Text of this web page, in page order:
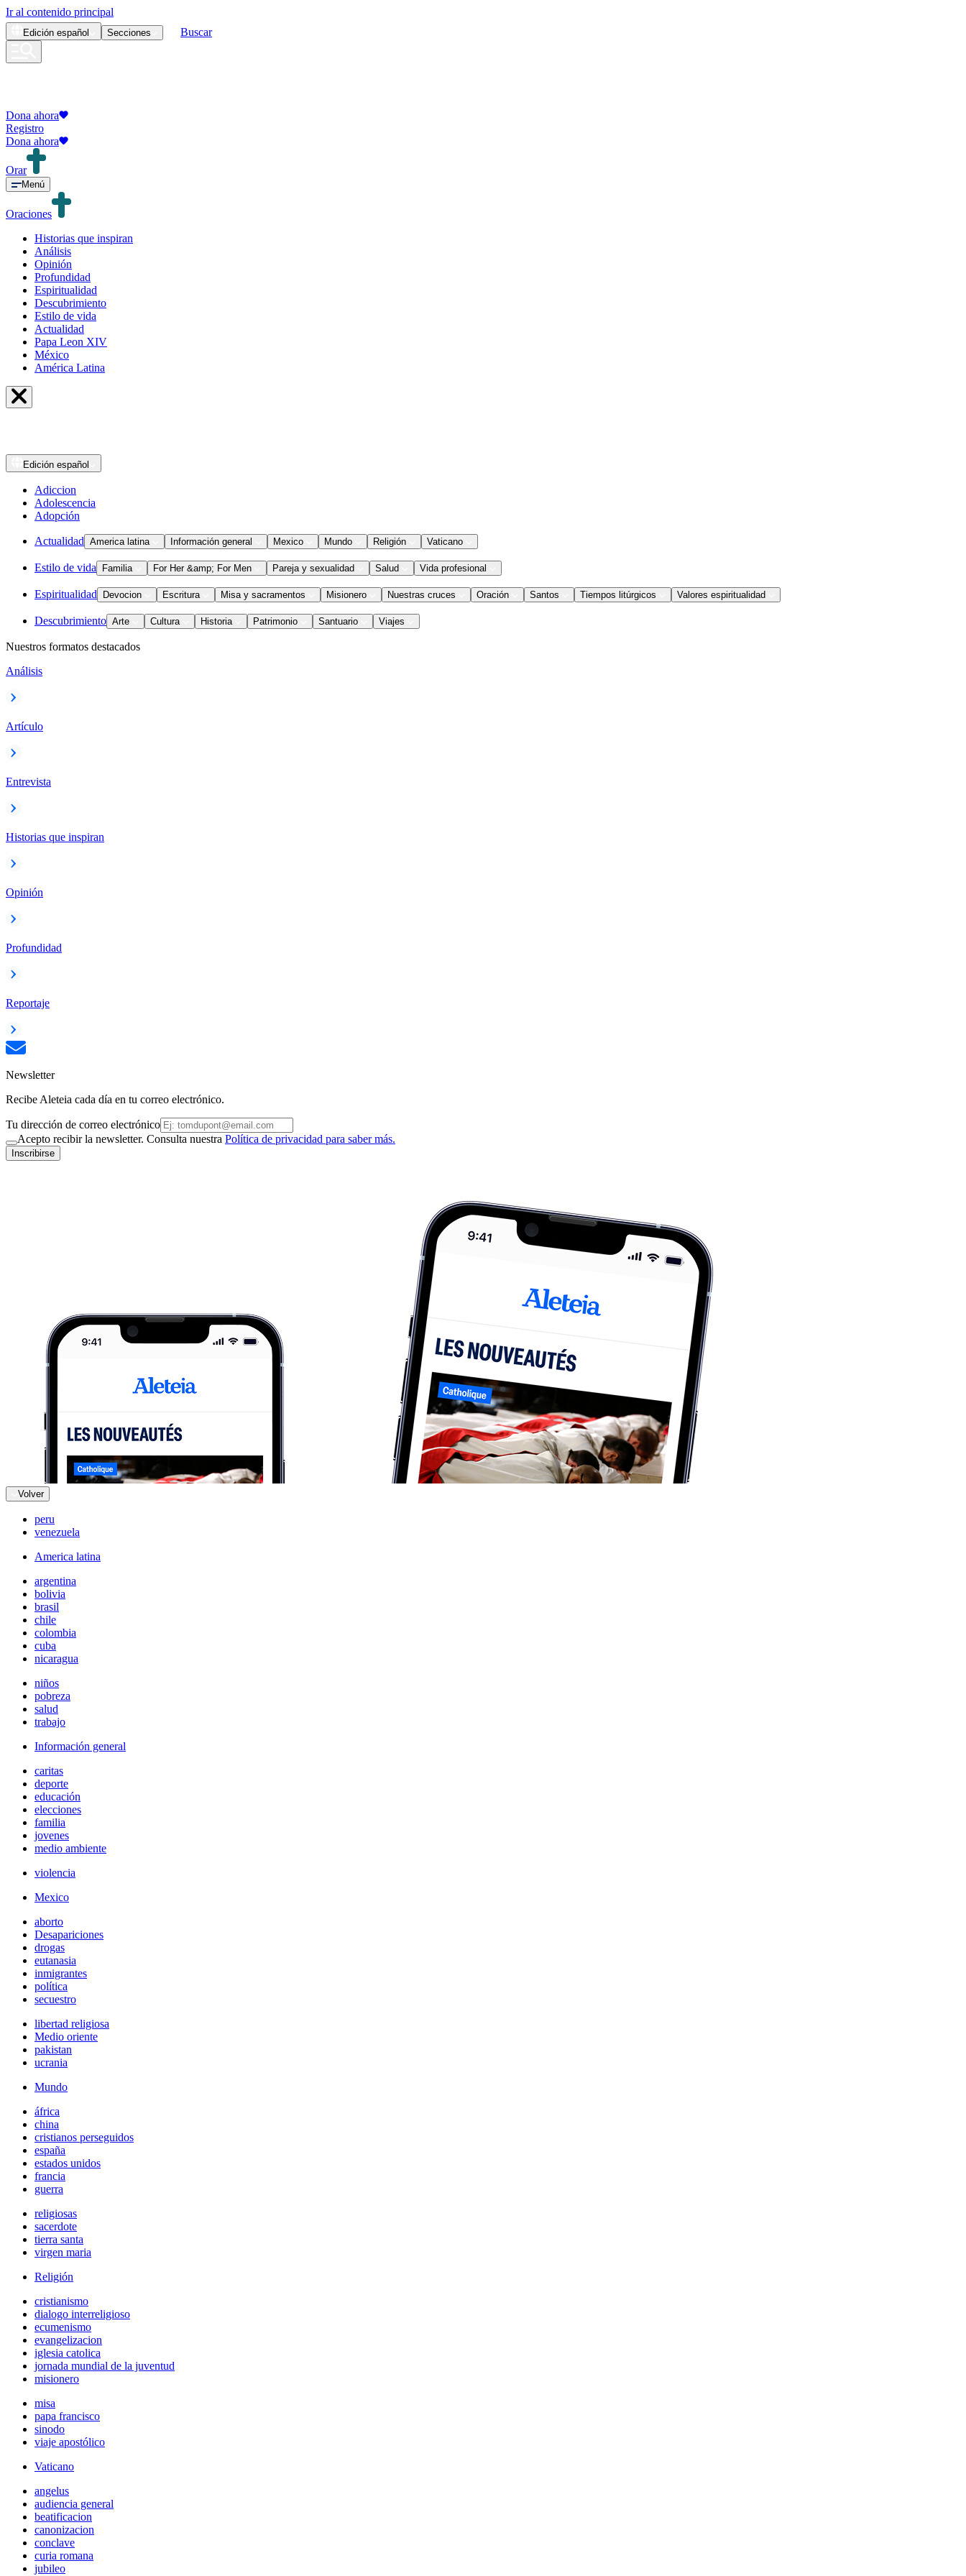
Ir al contenido principal
Edición español Secciones Buscar
Dona ahora
Registro
Dona ahora
Orar
Menú
Oraciones
Historias que inspiran
Análisis
Opinión
Profundidad
Espiritualidad
Descubrimiento
Estilo de vida
Actualidad
Papa Leon XIV
México
América Latina
Edición español
Adiccion
Adolescencia
Adopción
Actualidad America latina Información general Mexico Mundo Religión Vaticano
Estilo de vida Familia For Her &amp; For Men Pareja y sexualidad Salud Vida profesional
Espiritualidad Devocion Escritura Misa y sacramentos Misionero Nuestras cruces Oración Santos Tiempos litúrgicos Valores espiritualidad
Descubrimiento Arte Cultura Historia Patrimonio Santuario Viajes
Nuestros formatos destacados
Análisis
Artículo
Entrevista
Historias que inspiran
Opinión
Profundidad
Reportaje
Newsletter
Recibe Aleteia cada día en tu correo electrónico.
Tu dirección de correo electrónico
Acepto recibir la newsletter. Consulta nuestra Política de privacidad para saber más.
Inscribirse
Volver
peru
venezuela
America latina
argentina
bolivia
brasil
chile
colombia
cuba
nicaragua
niños
pobreza
salud
trabajo
Información general
caritas
deporte
educación
elecciones
familia
jovenes
medio ambiente
violencia
Mexico
aborto
Desapariciones
drogas
eutanasia
inmigrantes
política
secuestro
libertad religiosa
Medio oriente
pakistan
ucrania
Mundo
áfrica
china
cristianos perseguidos
españa
estados unidos
francia
guerra
religiosas
sacerdote
tierra santa
virgen maria
Religión
cristianismo
dialogo interreligioso
ecumenismo
evangelizacion
iglesia catolica
jornada mundial de la juventud
misionero
misa
papa francisco
sinodo
viaje apostólico
Vaticano
angelus
audiencia general
beatificacion
canonizacion
conclave
curia romana
jubileo